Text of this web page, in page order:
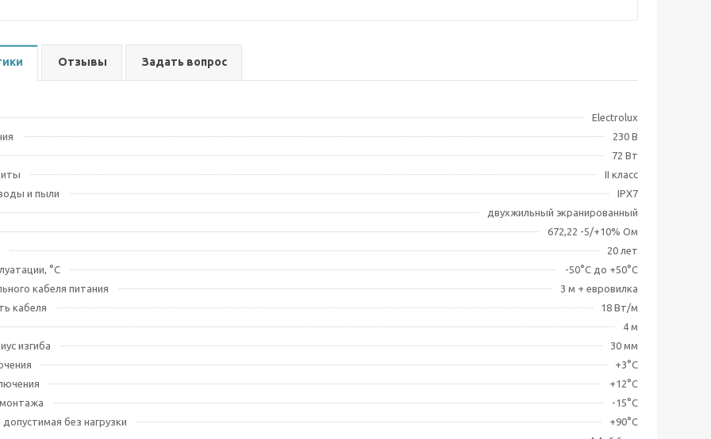
Отзывы Задать вопрос
Electrolux
230 В
72 Вт
II класс
и пыли
IPX7
двухжильный экранированный
672,22 -5/+10% Ом
20 лет
°C
-50°С до +50°С
кабеля питания
3 м + евровилка
кабеля
18 Вт/м
4 м
изгиба
30 мм
+3°С
+12°С
-15°С
без нагрузки
+90°С